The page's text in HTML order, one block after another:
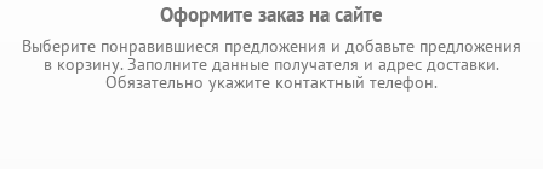
Оформите заказ на сайте
Выберите понравившиеся предложения и добавьте предложения
в корзину. Заполните данные получателя и адрес доставки.
Обязательно укажите контактный телефон.